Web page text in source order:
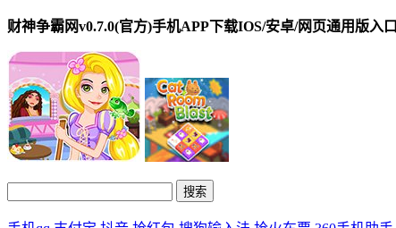
财神争霸网v0.7.0(官方)手机APP下载IOS/安卓/网页通用版入口